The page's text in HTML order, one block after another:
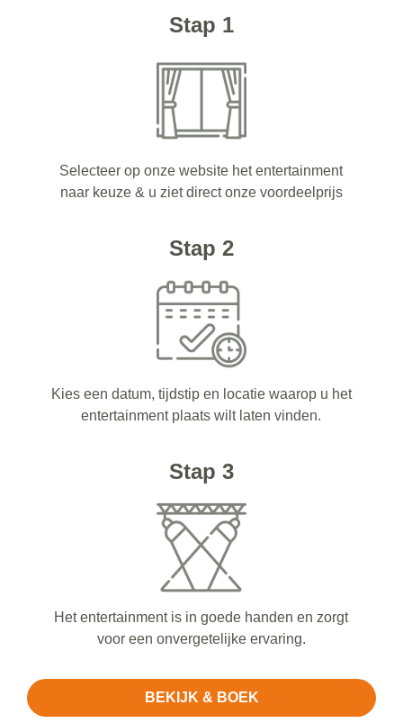
Stap 1
Selecteer op onze website het entertainment
naar keuze & u ziet direct onze voordeelprijs
Stap 2
Kies een datum, tijdstip en locatie waarop u het
entertainment plaats wilt laten vinden.
Stap 3
Het entertainment is in goede handen en zorgt
voor een onvergetelijke ervaring.
BEKIJK & BOEK